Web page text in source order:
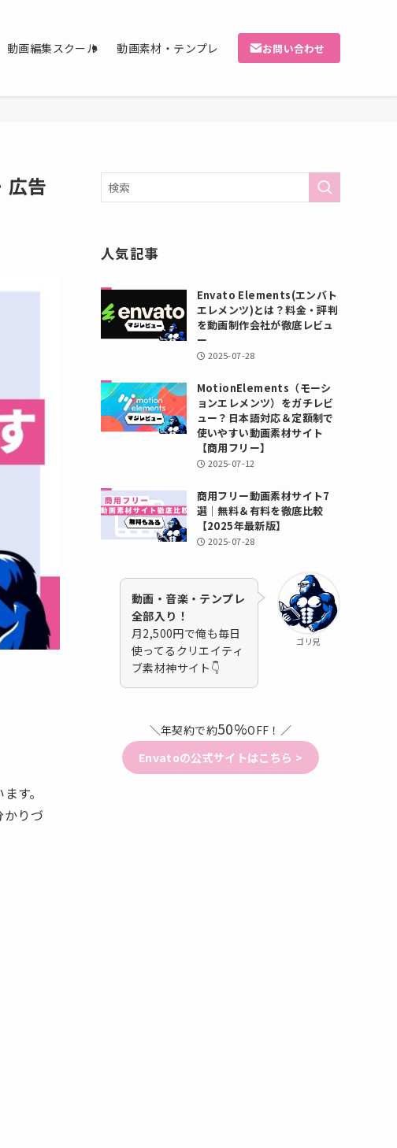
動画編集スクール 動画素材・テンプレ お問い合わせ
広告
す。
りづ
人気記事
Envato Elements(エンバト
エレメンツ)とは？料金・評判
を動画制作会社が徹底レビュ
ー
2025-07-28
MotionElements（モーシ
ョンエレメンツ）をガチレビ
ュー？日本語対応＆定額制で
使いやすい動画素材サイト
【商用フリー】
2025-07-12
商用フリー動画素材サイト7
選｜無料＆有料を徹底比較
【2025年最新版】
2025-07-28
ゴリ兄
動画・音楽・テンプレ
全部入り！
月2,500円で俺も毎日
使ってるクリエイティ
ブ素材神サイト👇
＼年契約で約50%OFF！／
Envatoの公式サイトはこちら >